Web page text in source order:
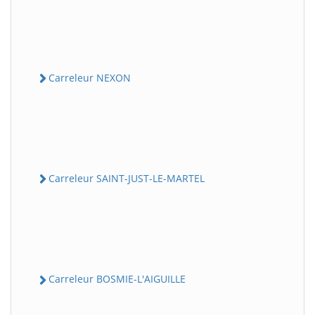
Carreleur NEXON
Carreleur SAINT-JUST-LE-MARTEL
Carreleur BOSMIE-L'AIGUILLE